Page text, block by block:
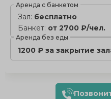
Аренда с банкетом
Зал: бесплатно
Банкет: от 2700 ₽/чел.
Аренда без еды
1200 ₽ за закрытие